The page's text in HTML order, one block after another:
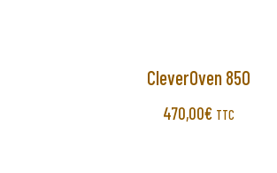
CleverOven 850
470,00€ TTC